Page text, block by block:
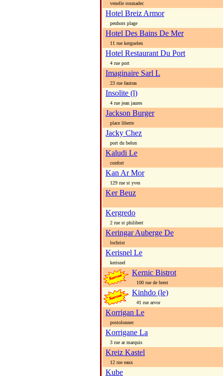
venelle rosmadec
Hotel Breiz Armor
penhors plage
Hotel Des Bains De Mer
11 rue kerguelen
Hotel Restaurant Du Port
4 rue port
Imaginaire Sarl L
23 rue fautras
Insolite (l)
4 rue jean jaures
Jackson Burger
place liberte
Jacky Chez
port du belon
Kaludi Le
confort
Kan Ar Mor
129 rue st yves
Ker Beuz
Kergredo
2 rue st philibert
Keringar Auberge De
lochrist
Kerisnel Le
kerisnel
Kernic Bistrot
100 rue de brest
Kinhdo (le)
41 rue arvor
Korrigan Le
postolonnec
Korrigane La
3 rue ar marquis
Kreiz Kastel
12 rue eaux
Kube